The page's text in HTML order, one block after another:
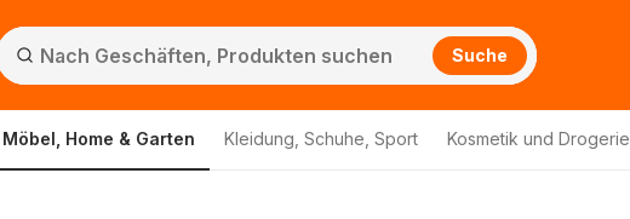
Suche
Möbel, Home & Garten Kleidung, Schuhe, Sport Kosmetik und Drogerie